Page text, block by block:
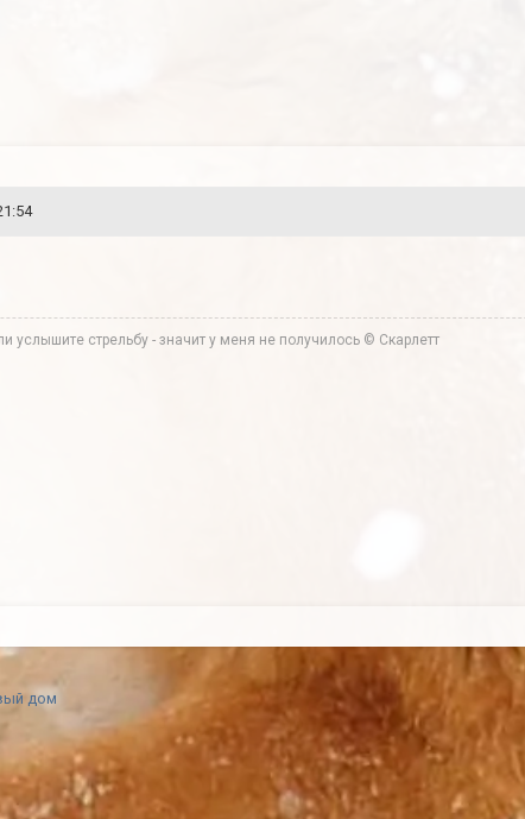
услышите стрельбу - значит у меня не получилось © Скарлетт
дом